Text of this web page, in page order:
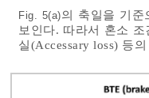
Fig. 5(a)의 축일을 기준
보인다. 따라서 혼소
실(Accessary loss) 등